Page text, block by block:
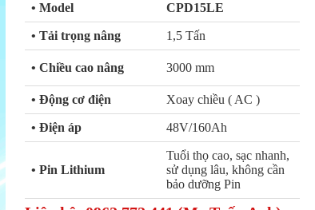
• Model CPD15LE
• Tải trọng nâng 1,5 Tấn
• Chiều cao nâng 3000 mm
• Động cơ điện Xoay chiều ( AC )
• Điện áp 48V/160Ah
• Pin Lithium
Tuổi thọ cao, sạc nhanh,
sử dụng lâu, không cần
bảo dưỡng Pin